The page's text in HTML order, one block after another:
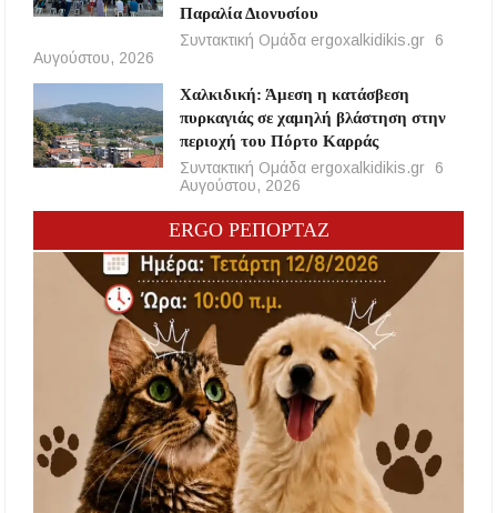
Παραλία Διονυσίου
Συντακτική Ομάδα ergoxalkidikis.gr
6
Αυγούστου, 2026
Χαλκιδική: Άμεση η κατάσβεση
πυρκαγιάς σε χαμηλή βλάστηση στην
περιοχή του Πόρτο Καρράς
Συντακτική Ομάδα ergoxalkidikis.gr
6
Αυγούστου, 2026
ERGO ΡΕΠΟΡΤΑΖ